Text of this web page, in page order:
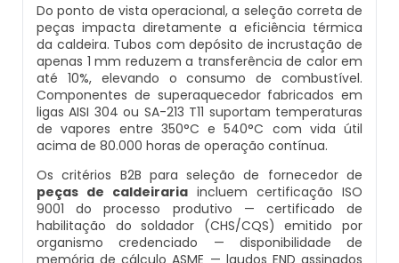
Curso Operação De Caldeira
Curso Treinamento De Segurança Na
Economizador Para Caldeiras
Empresa De Serviços Caldeiraria
Fabricante De Tubos Para Caldeira
Manutenção E Inspeção De Caldeiras
Plano De Inspeção De Caldeiras
Prestadores De Serviços Em Inspeção De
Profissionais Para Inspecionar Caldeiras
Profissionais Que Inspecionam Caldeiras
Preço Montagem De Caldeira A Gás
Preço Montagem De Caldeira A Lenha
Preço Montagem De Caldeira A Vapor
Preço Montagem De Caldeira De
Preço Montagem De Caldeira Gás Natural
Fabricante De Caldeira A Vapor
Ferro Com Caldeira A Vapor
Fornecedor De Caldeira A Vapor
Onde Comprar Caldeira A Vapor
Peças Para Caldeira A Vapor
Serviço De Manutenção Caldeira A Gás
Valor Caldeira A Gás
Venda Caldeira A Gás
Peças De Caldeiras
Melhor Caldeira Gás Natural
Do ponto de vista operacional, a seleção correta de
peças impacta diretamente a eficiência térmica
da caldeira. Tubos com depósito de incrustação de
apenas 1 mm reduzem a transferência de calor em
até 10%, elevando o consumo de combustível.
Componentes de superaquecedor fabricados em
ligas AISI 304 ou SA-213 T11 suportam temperaturas
de vapores entre 350°C e 540°C com vida útil
acima de 80.000 horas de operação contínua.
Os critérios B2B para seleção de fornecedor de
peças de caldeiraria incluem certificação ISO
9001 do processo produtivo — certificado de
habilitação do soldador (CHS/CQS) emitido por
organismo credenciado — disponibilidade de
memória de cálculo ASME — laudos END assinados